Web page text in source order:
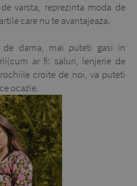
varsta, reprezinta moda de
care nu te avantajeaza.
de dama, mai puteti gasi in
ar fi: saluri, lenjerie de
croite de noi, va puteti
ocazie.